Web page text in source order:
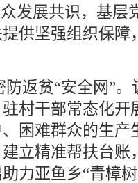
发展共识，基层
供坚强组织保障
返贫“安全网”
村干部常态化开
困难群众的生产
立精准帮扶台账
力亚鱼乡“青樟